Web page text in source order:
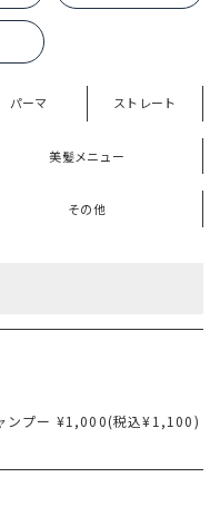
パーマ ストレート
美髪メニュー
その他
ンプー ¥1,000(税込¥1,100)